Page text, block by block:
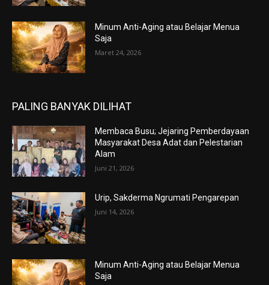
Minum Anti-Aging atau Belajar Menua
Saja
Maret 24, 2026
PALING BANYAK DILIHAT
Membaca Busu; Jejaring Pemberdayaan
Masyarakat Desa Adat dan Pelestarian
Alam
Juni 21, 2026
Urip, Sakderma Ngrumati Pengarepan
Juni 14, 2026
Minum Anti-Aging atau Belajar Menua
Saja